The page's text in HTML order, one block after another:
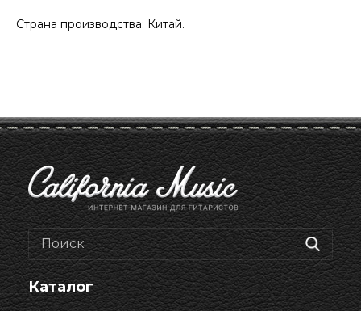
Страна производства: Китай.
Каталог